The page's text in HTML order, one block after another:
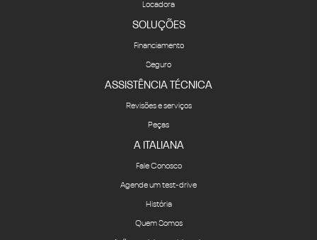
Locadora
SOLUÇÕES
Financiamento
Seguro
ASSISTÊNCIA TÉCNICA
Revisões e serviços
Peças
A ITALIANA
Fale Conosco
Agende um test-drive
História
Quem Somos